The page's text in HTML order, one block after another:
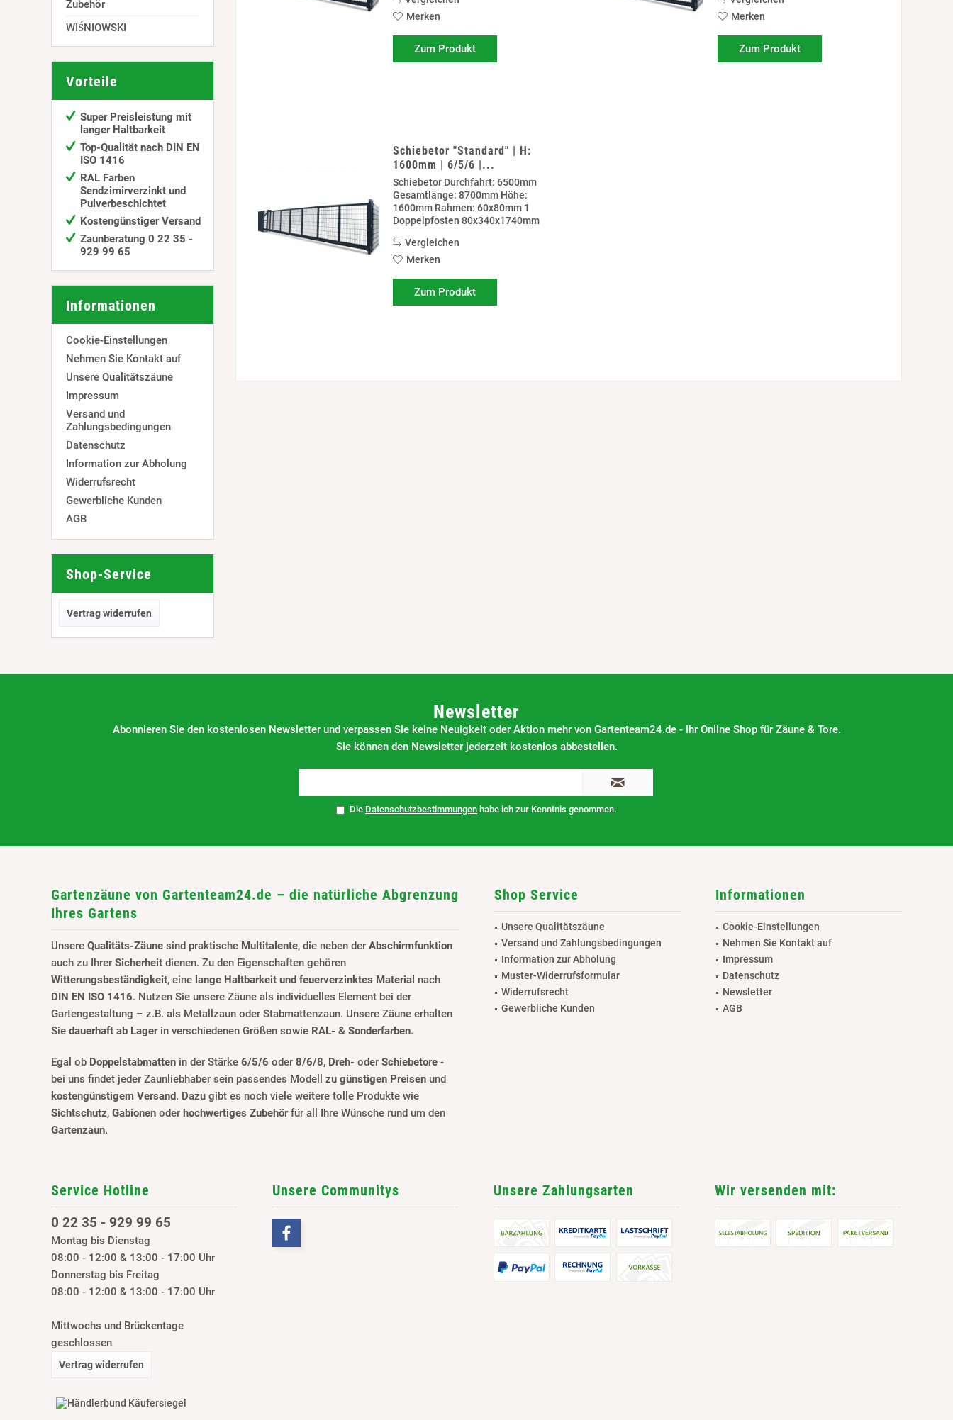
Zubehör
WIŚNIOWSKI
Vorteile
Super Preisleistung mit
langer Haltbarkeit
Top-Qualität nach DIN EN
ISO 1416
RAL Farben
Sendzimirverzinkt und
Pulverbeschichtet
Kostengünstiger Versand
Zaunberatung 0 22 35 -
929 99 65
Informationen
Cookie-Einstellungen
Nehmen Sie Kontakt auf
Unsere Qualitätszäune
Impressum
Versand und
Zahlungsbedingungen
Datenschutz
Information zur Abholung
Widerrufsrecht
Gewerbliche Kunden
AGB
Shop-Service
Vertrag widerrufen
Doppelpfosten 80x340x1940mm
zum einbetonieren. Rollböcke
Merken
Zum Produkt
Doppelpfosten 80x340x2140mm
zum einbetonieren. Rollböcke
Merken
Zum Produkt
Schiebetor "Standard" | H:
1600mm | 6/5/6 |...
Schiebetor Durchfahrt: 6500mm
Gesamtlänge: 8700mm Höhe:
1600mm Rahmen: 60x80mm 1
Doppelpfosten 80x340x1740mm
Doppelpfosten 80x340x2340mm
zum einbetonieren. Rollböcke
Vergleichen
Merken
Zum Produkt
Newsletter
Abonnieren Sie den kostenlosen Newsletter und verpassen Sie keine Neuigkeit oder Aktion mehr von Gartenteam24.de - Ihr Online Shop für Zäune & Tore.
Sie können den Newsletter jederzeit kostenlos abbestellen.
Die Datenschutzbestimmungen habe ich zur Kenntnis genommen.
Gartenzäune von Gartenteam24.de – die natürliche Abgrenzung
Ihres Gartens
Unsere Qualitäts-Zäune sind praktische Multitalente, die neben der Abschirmfunktion
auch zu Ihrer Sicherheit dienen. Zu den Eigenschaften gehören
Witterungsbeständigkeit, eine lange Haltbarkeit und feuerverzinktes Material nach
DIN EN ISO 1416. Nutzen Sie unsere Zäune als individuelles Element bei der
Gartengestaltung – z.B. als Metallzaun oder Stabmattenzaun. Unsere Zäune erhalten
Sie dauerhaft ab Lagerin verschiedenen Größen sowie RAL- & Sonderfarben.
Egal ob Doppelstabmatten in der Stärke 6/5/6 oder 8/6/8, Dreh- oder Schiebetore -
bei uns findet jeder Zaunliebhaber sein passendes Modell zu günstigen Preisen und
kostengünstigem Versand. Dazu gibt es noch viele weitere tolle Produkte wie
Sichtschutz, Gabionen oder hochwertiges Zubehörfür all Ihre Wünsche rund um den
Gartenzaun.
Shop Service
Unsere Qualitätszäune
Versand und Zahlungsbedingungen
Information zur Abholung
Muster-Widerrufsformular
Widerrufsrecht
Gewerbliche Kunden
Informationen
Cookie-Einstellungen
Nehmen Sie Kontakt auf
Impressum
Datenschutz
Newsletter
AGB
Service Hotline
0 22 35 - 929 99 65
Montag bis Dienstag
08:00 - 12:00 & 13:00 - 17:00 Uhr
Donnerstag bis Freitag
08:00 - 12:00 & 13:00 - 17:00 Uhr
Mittwochs und Brückentage
geschlossen
Vertrag widerrufen
Unsere Communitys Unsere Zahlungsarten Wir versenden mit: